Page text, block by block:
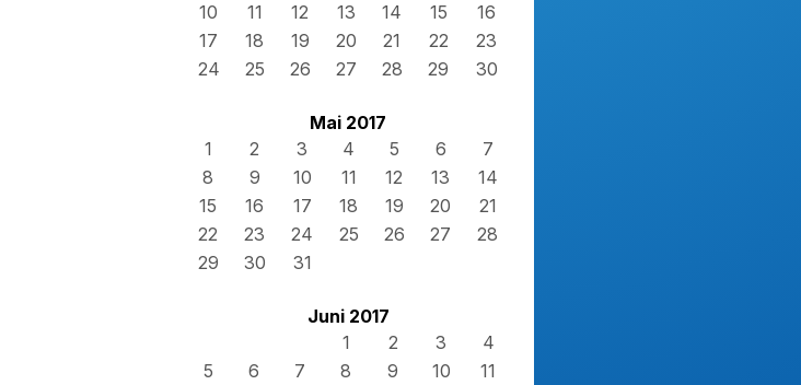
10
11 12 13 14 15
16
17
18 19 20 21 22
23
24
25 26 27 28 29 30
Mai 2017
1
2 3 4 5 6
7
8
9 10 11 12 13
14
15
16 17 18 19 20
21
22
23 24 25 26 27
28
29
30 31
Juni 2017
1
2 3
4
5
6 7 8 9 10
11